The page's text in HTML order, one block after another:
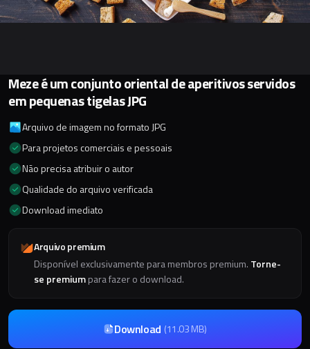
Meze é um conjunto oriental de aperitivos servidos
em pequenas tigelas JPG
Arquivo de imagem no formato JPG
Para projetos comerciais e pessoais
Não precisa atribuir o autor
Qualidade do arquivo verificada
Download imediato
Arquivo premium
Disponível exclusivamente para membros premium. Torne-
se premiumpara fazer o download.
Download (11.03 MB)